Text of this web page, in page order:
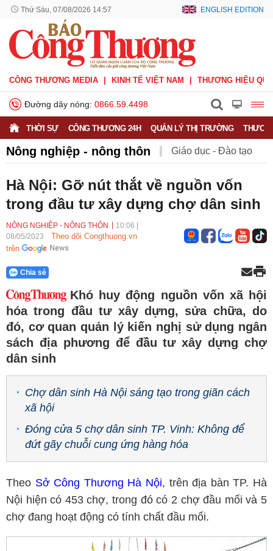
Thứ Sáu, 07/08/2026 14:57 ENGLISH EDITION
CÔNG THƯƠNG MEDIA KINH TẾ VIỆT NAM THƯƠNG HIỆU
Đường dây nóng: 0866.59.4498
THỜI SỰ CÔNG THƯƠNG 24H QUẢN LÝ THỊ TRƯỜNG
Nông nghiệp - nông thôn Giáo dục - Đào tạo
Môi trường
Phát triển bền vững Sức khỏe Việc làm
Hà Nội: Gỡ nút thắt về nguồn vốn
trong đầu tư xây dựng chợ dân sinh
NÔNG NGHIỆP - NÔNG THÔN 10:06
08/05/2023
Theo dõi Congthuong.vn
trên
Chia sẻ
Khó huy động nguồn vốn xã hội
hóa trong đầu tư xây dựng, sửa chữa, do
đó, cơ quan quản lý kiến nghị sử dụng ngân
sách địa phương để đầu tư xây dựng chợ
dân sinh
Chợ dân sinh Hà Nội sáng tạo trong giãn cách
xã hội
Đóng cửa 5 chợ dân sinh TP. Vinh: Không để
đứt gãy chuỗi cung ứng hàng hóa
Theo Sở Công Thương Hà Nội, trên địa bàn TP. Hà
Nội hiện có 453 chợ, trong đó có 2 chợ đầu mối và 5
chợ đang hoạt động có tính chất đầu mối.